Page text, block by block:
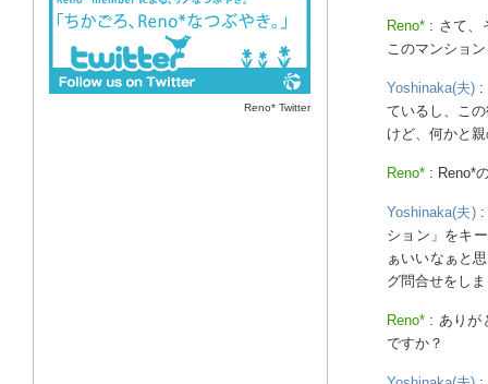
Reno* Twitter
Reno* : さて、
このマンショ
Yoshinaka(夫) :
ているし、こ
けど、何かと
Reno* : Reno*
Yoshinaka(夫):
ション」をキ
ぁいいなぁと
グ問合せをし
Reno* : ありが
ですか？